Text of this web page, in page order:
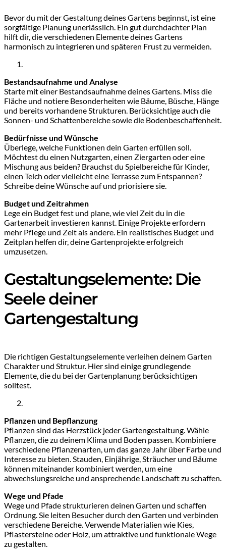
Bevor du mit der Gestaltung deines Gartens beginnst, ist eine
sorgfältige Planung unerlässlich. Ein gut durchdachter Plan
hilft dir, die verschiedenen Elemente deines Gartens
harmonisch zu integrieren und späteren Frust zu vermeiden.
Bestandsaufnahme und Analyse
Starte mit einer Bestandsaufnahme deines Gartens. Miss die
Fläche und notiere Besonderheiten wie Bäume, Büsche, Hänge
und bereits vorhandene Strukturen. Berücksichtige auch die
Sonnen- und Schattenbereiche sowie die Bodenbeschaffenheit.
Bedürfnisse und Wünsche
Überlege, welche Funktionen dein Garten erfüllen soll.
Möchtest du einen Nutzgarten, einen Ziergarten oder eine
Mischung aus beiden? Brauchst du Spielbereiche für Kinder,
einen Teich oder vielleicht eine Terrasse zum Entspannen?
Schreibe deine Wünsche auf und priorisiere sie.
Budget und Zeitrahmen
Lege ein Budget fest und plane, wie viel Zeit du in die
Gartenarbeit investieren kannst. Einige Projekte erfordern
mehr Pflege und Zeit als andere. Ein realistisches Budget und
Zeitplan helfen dir, deine Gartenprojekte erfolgreich
umzusetzen.
Gestaltungselemente: Die
Seele deiner
Gartengestaltung
Die richtigen Gestaltungselemente verleihen deinem Garten
Charakter und Struktur. Hier sind einige grundlegende
Elemente, die du bei der Gartenplanung berücksichtigen
solltest.
Pflanzen und Bepflanzung
Pflanzen sind das Herzstück jeder Gartengestaltung. Wähle
Pflanzen, die zu deinem Klima und Boden passen. Kombiniere
verschiedene Pflanzenarten, um das ganze Jahr über Farbe und
Interesse zu bieten. Stauden, Einjährige, Sträucher und Bäume
können miteinander kombiniert werden, um eine
abwechslungsreiche und ansprechende Landschaft zu schaffen.
Wege und Pfade
Wege und Pfade strukturieren deinen Garten und schaffen
Ordnung. Sie leiten Besucher durch den Garten und verbinden
verschiedene Bereiche. Verwende Materialien wie Kies,
Pflastersteine oder Holz, um attraktive und funktionale Wege
zu gestalten.